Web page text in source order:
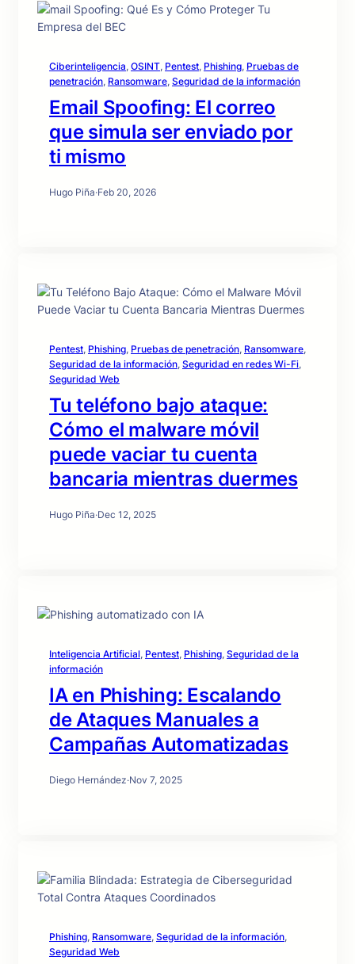
Ciberinteligencia, OSINT, Pentest, Phishing, Pruebas de
penetración, Ransomware, Seguridad de la información
Email Spoofing: El correo
que simula ser enviado por
ti mismo
Hugo Piña·Feb 20, 2026
Pentest, Phishing, Pruebas de penetración, Ransomware
Seguridad de la información, Seguridad en redes Wi-Fi
Seguridad Web
Tu teléfono bajo ataque:
Cómo el malware móvil
puede vaciar tu cuenta
bancaria mientras duermes
Hugo Piña·Dec 12, 2025
Inteligencia Artificial, Pentest, Phishing, Seguridad de la
información
IA en Phishing: Escalando
de Ataques Manuales a
Campañas Automatizadas
Diego Hernández·Nov 7, 2025
Phishing, Ransomware, Seguridad de la información
Seguridad Web